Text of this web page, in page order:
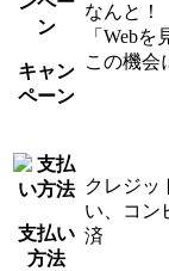
キャン
ペーン
なんと！
「Webを
この機会
支払い
方法
クレジッ
い、コン
済